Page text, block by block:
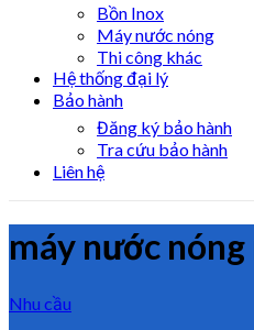
Bồn Inox
Máy nước nóng
Thi công khác
Hệ thống đại lý
Bảo hành
Đăng ký bảo hành
Tra cứu bảo hành
Liên hệ
máy nước
Nhu cầu